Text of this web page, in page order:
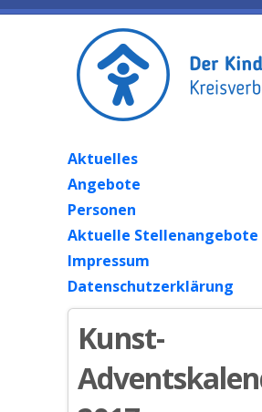
Aktuelles
Angebote
Personen
Aktuelle Stellenangebote
Impressum
Datenschutzerklärung
Kunst-